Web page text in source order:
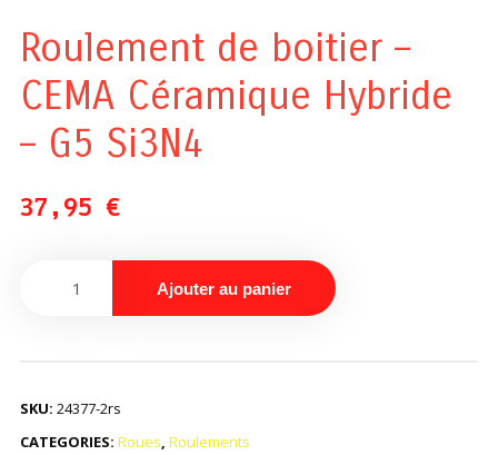
Roulement de boitier –
CEMA Céramique Hybride
– G5 Si3N4
37,95 €
Ajouter au panier
SKU: 24377-2rs
CATEGORIES: Roues, Roulements